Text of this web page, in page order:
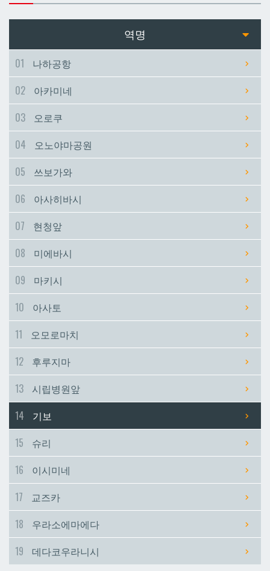
아사토
시립병원앞
이시미네
데다코우라니시
아사토
시립병원앞
이시미네
데다코우라니시
역명
01
나하공항
02
아카미네
03
오로쿠
04
오노야마공원
05
쓰보가와
06
아사히바시
07
현청앞
08
미에바시
09
마키시
10
아사토
11
오모로마치
12
후루지마
13
시립병원앞
14
기보
15
슈리
16
이시미네
17
교즈카
18
우라소에마에다
19
데다코우라니시